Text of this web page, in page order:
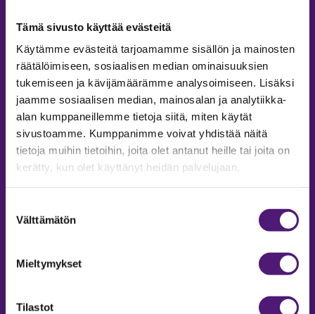
Tämä sivusto käyttää evästeitä
Käytämme evästeitä tarjoamamme sisällön ja mainosten
räätälöimiseen, sosiaalisen median ominaisuuksien
tukemiseen ja kävijämäärämme analysoimiseen. Lisäksi
jaamme sosiaalisen median, mainosalan ja analytiikka-
alan kumppaneillemme tietoja siitä, miten käytät
sivustoamme. Kumppanimme voivat yhdistää näitä
tietoja muihin tietoihin, joita olet antanut heille tai joita on
kerätty, kun olet käyttänyt heidän palvelujaan.
valinta
Välttämätön
Mieltymykset
Tilastot
MAJOITUS
Tiedustelut & Varaukset